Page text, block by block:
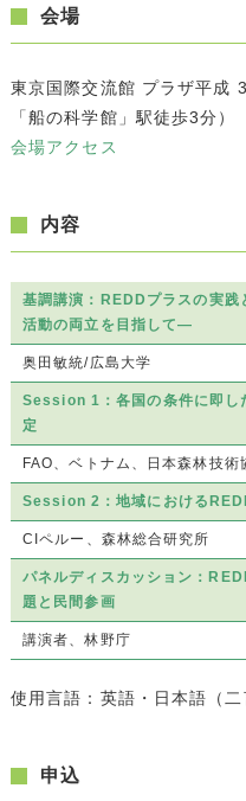
会場
東京国際交流館 プラザ平成
「船の科学館」駅徒歩3分）
会場アクセス
内容
基調講演：REDDプラスの実
活動の両立を目指して―
奥田敏統/広島大学
Session 1：各国の条件に即し
定
FAO、ベトナム、日本森林技術
Session 2：地域における
CIペルー、森林総合研究所
パネルディスカッション：
題と民間参画
講演者、林野庁
使用言語：英語・日本語（二
申込